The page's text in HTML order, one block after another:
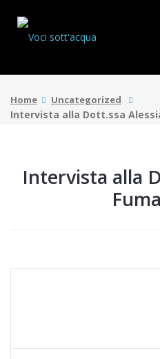
Home Uncategorized
Intervista alla Dott.ssa
Intervista alla